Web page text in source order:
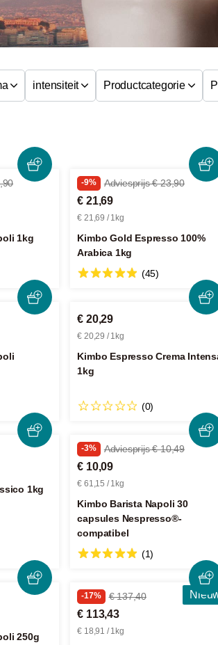
intensiteit Productcategorie
1kg
-9% Adviesprijs € 23,90
€ 21,69
€ 21,69 / 1kg
Kimbo Gold Espresso 100%
Arabica 1kg
(45)
€ 20,29
€ 20,29 / 1kg
Kimbo Espresso Crema
1kg
(0)
1kg
-3% Adviesprijs € 10,49
€ 10,09
€ 61,15 / 1kg
Kimbo Barista Napoli 30
capsules Nespresso®-
compatibel
(1)
250g
-17% € 137,40
€ 113,43
€ 18,91 / 1kg